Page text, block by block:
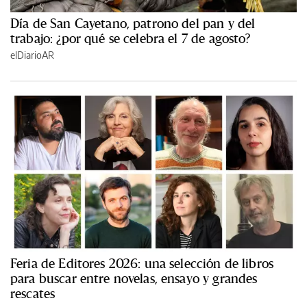
Día de San Cayetano, patrono del pan y del
trabajo: ¿por qué se celebra el 7 de agosto?
elDiarioAR
Feria de Editores 2026: una selección de libros
para buscar entre novelas, ensayo y grandes
rescates